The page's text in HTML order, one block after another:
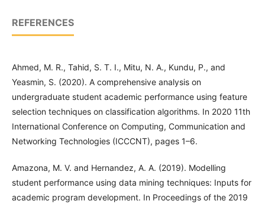
REFERENCES
Ahmed, M. R., Tahid, S. T. I., Mitu, N. A., Kundu, P., and
Yeasmin, S. (2020). A comprehensive analysis on
undergraduate student academic performance using feature
selection techniques on classification algorithms. In 2020 11th
International Conference on Computing, Communication and
Networking Technologies (ICCCNT), pages 1–6.
Amazona, M. V. and Hernandez, A. A. (2019). Modelling
student performance using data mining techniques: Inputs for
academic program development. In Proceedings of the 2019